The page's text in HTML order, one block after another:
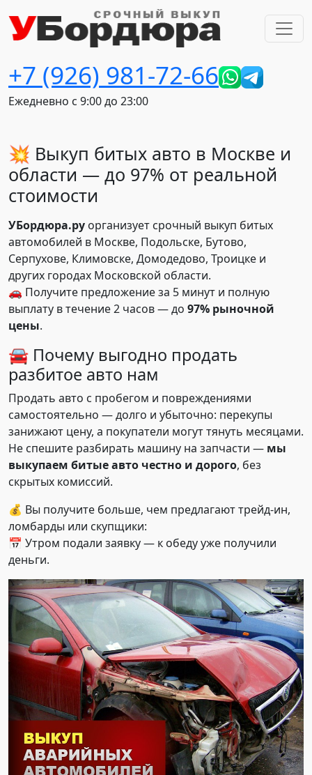
+7 (926) 981-72-66
Ежедневно с 9:00 до 23:00
💥 Выкуп битых авто в Москве и
области — до 97% от реальной
стоимости
УБордюра.ру организует срочный выкуп битых
автомобилей в Москве, Подольске, Бутово,
Серпухове, Климовске, Домодедово, Троицке и
других городах Московской области.
🚗 Получите предложение за 5 минут и полную
выплату в течение 2 часов — до 97% рыночной
цены.
🚘 Почему выгодно продать
разбитое авто нам
Продать авто с пробегом и повреждениями
самостоятельно — долго и убыточно: перекупы
занижают цену, а покупатели могут тянуть месяцами.
Не спешите разбирать машину на запчасти — мы
выкупаем битые авто честно и дорого, без
скрытых комиссий.
💰 Вы получите больше, чем предлагают трейд-ин,
ломбарды или скупщики:
📅 Утром подали заявку — к обеду уже получили
деньги.